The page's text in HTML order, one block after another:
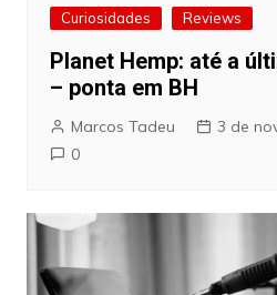
Curiosidades Reviews
Planet Hemp: até a
– ponta em BH
Marcos Tadeu
3 de
0